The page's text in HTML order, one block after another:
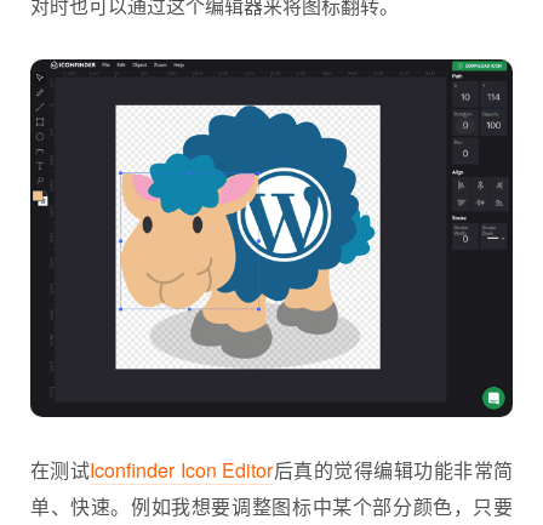
对时也可以通过这个编辑器来将图标翻转。
在测试Iconfinder Icon Editor后真的觉得编辑功能非常简
单、快速。例如我想要调整图标中某个部分颜色，只要